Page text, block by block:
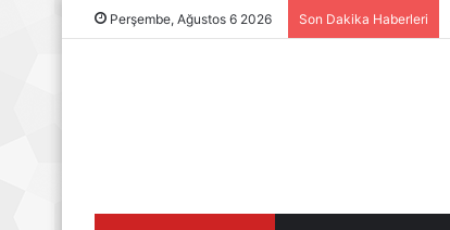
Perşembe, Ağustos 6 2026 Son Dakika Haberleri